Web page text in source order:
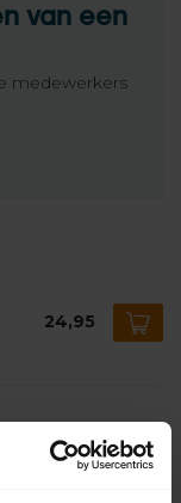
van een
medewerkers
24,95
34,95